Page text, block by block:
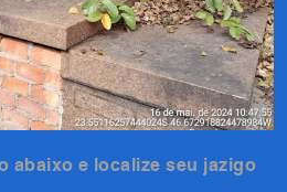
abaixo e localize seu jazigo